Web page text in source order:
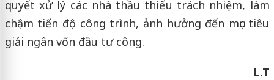
quyết xử lý các nhà thầu thiếu trách nhiệm, làm
chậm tiến độ công trình, ảnh hưởng đến mục tiêu
giải ngân vốn đầu tư công.
L.T